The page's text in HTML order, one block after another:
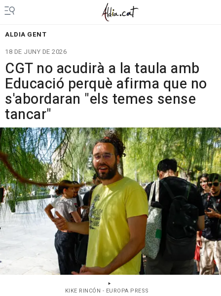
ALDIA GENT
18 DE JUNY DE 2026
CGT no acudirà a la taula amb
Educació perquè afirma que no
s'abordaran "els temes sense
tancar"
KIKE RINCÓN - EUROPA PRESS